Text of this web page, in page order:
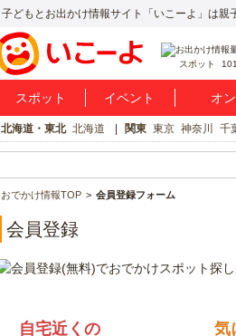
子どもとお出かけ情報サイト「いこーよ」は親
スポット
スポット イベント オ
北海道・東北 北海道 関東 東京 神奈川 千
おでかけ情報TOP 会員登録フォーム
会員登録
自宅近くの
気